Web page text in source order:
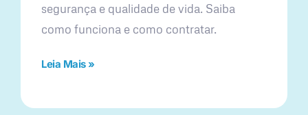
segurança e qualidade de vida. Saiba
como funciona e como contratar.
Leia Mais »